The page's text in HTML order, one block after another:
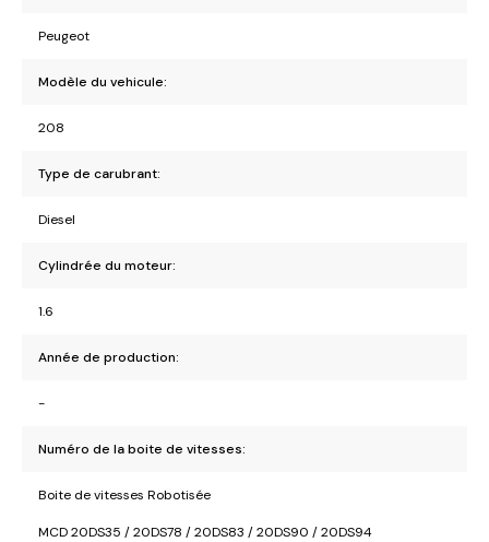
Peugeot
Modèle du vehicule:
208
Type de carubrant:
Diesel
Cylindrée du moteur:
1.6
Année de production:
-
Numéro de la boite de vitesses:
Boite de vitesses Robotisée
MCD 20DS35 / 20DS78 / 20DS83 / 20DS90 / 20DS94